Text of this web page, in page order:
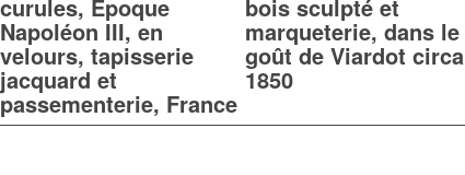
curules, Époque
Napoléon III, en
velours, tapisserie
jacquard et
passementerie, France
bois sculpté et
marqueterie, dans le
goût de Viardot circa
1850